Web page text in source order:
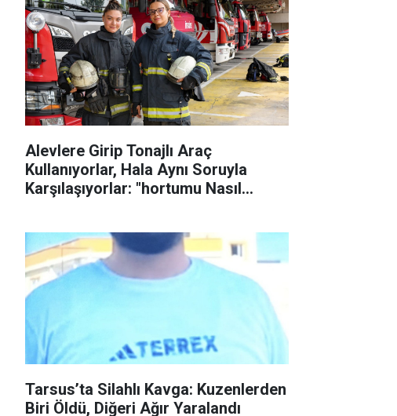
Alevlere Girip Tonajlı Araç
Kullanıyorlar, Hala Aynı Soruyla
Karşılaşıyorlar: "hortumu Nasıl
Tarsus’ta Silahlı Kavga: Kuzenlerden
Biri Öldü, Diğeri Ağır Yaralandı